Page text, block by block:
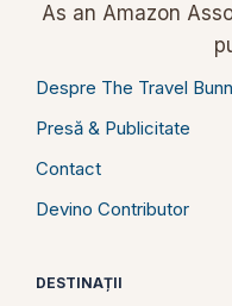
As an Amazon
Despre The Travel
Presă & Publicitate
Contact
Devino Contributor
DESTINAȚII